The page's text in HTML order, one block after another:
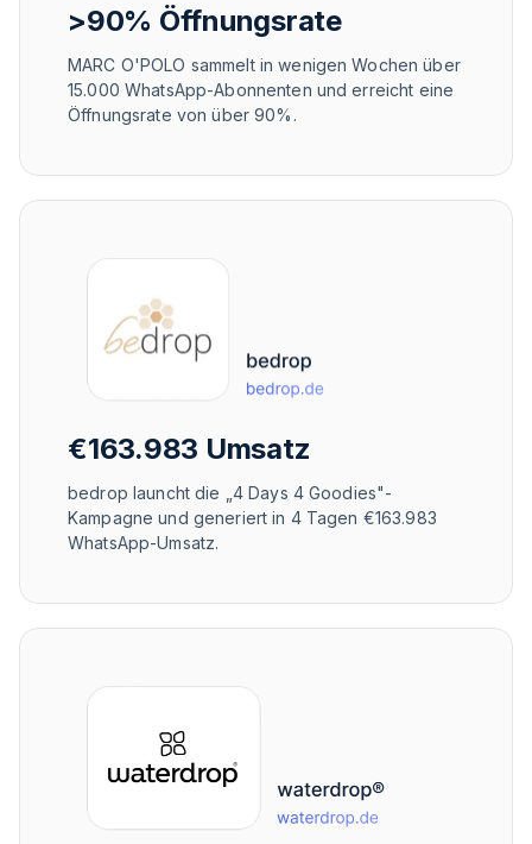
>90% Öffnungsrate
MARC O'POLO sammelt in wenigen Wochen über
15.000 WhatsApp-Abonnenten und erreicht eine
Öffnungsrate von über 90%.
€163.983 Umsatz
bedrop launcht die „4 Days 4 Goodies"-
Kampagne und generiert in 4 Tagen €163.983
WhatsApp-Umsatz.